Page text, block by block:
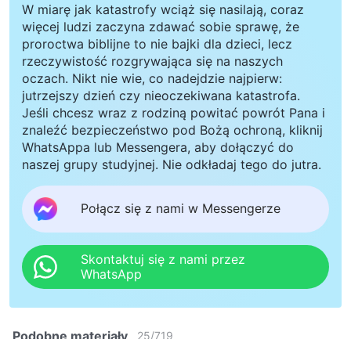
W miarę jak katastrofy wciąż się nasilają, coraz
więcej ludzi zaczyna zdawać sobie sprawę, że
proroctwa biblijne to nie bajki dla dzieci, lecz
rzeczywistość rozgrywająca się na naszych
oczach. Nikt nie wie, co nadejdzie najpierw:
jutrzejszy dzień czy nieoczekiwana katastrofa.
Jeśli chcesz wraz z rodziną powitać powrót Pana i
znaleźć bezpieczeństwo pod Bożą ochroną, kliknij
WhatsAppa lub Messengera, aby dołączyć do
naszej grupy studyjnej. Nie odkładaj tego do jutra.
Połącz się z nami w Messengerze
Skontaktuj się z nami przez
WhatsApp
Podobne materiały 25/719